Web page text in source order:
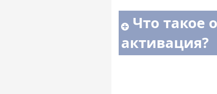
Что такое
активация?